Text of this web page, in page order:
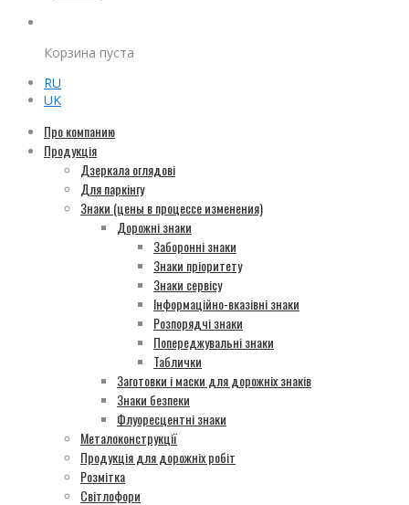
Корзина пуста
RU
UK
Про компанию
Продукція
Дзеркала оглядові
Для паркінгу
Знаки (цены в процессе изменения)
Дорожні знаки
Заборонні знаки
Знаки пріоритету
Знаки сервісу
Інформаційно-вказівні знаки
Розпорядчі знаки
Попереджувальні знаки
Таблички
Заготовки і маски для дорожніх знаків
Знаки безпеки
Флуоресцентні знаки
Металоконструкції
Продукція для дорожніх робіт
Розмітка
Світлофори